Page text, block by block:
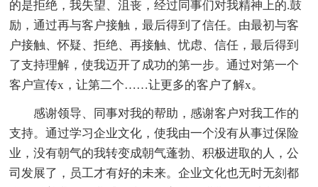
的是拒绝，我失望、沮丧，经过同事们对我精神上的.鼓
励，通过再与客户接触，最后得到了信任。由最初与客
户接触、怀疑、拒绝、再接触、忧虑、信任，最后得到
了支持理解，使我迈开了成功的第一步。通过对第一个
客户宣传x，让第二个……让更多的客户了解x。
感谢领导、同事对我的帮助，感谢客户对我工作的
支持。通过学习企业文化，使我由一个没有从事过保险
业，没有朝气的我转变成朝气蓬勃、积极进取的人，公
司发展了，员工才有好的未来。企业文化也无时无刻都